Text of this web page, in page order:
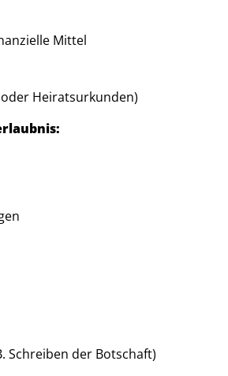
Mittel
Heiratsurkunden)
Schreiben der Botschaft)